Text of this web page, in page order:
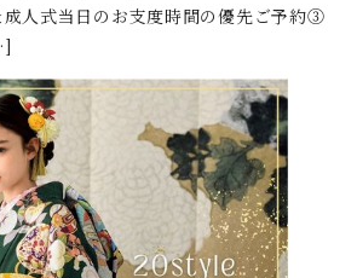
人式当日のお支度時間の優先ご予約③